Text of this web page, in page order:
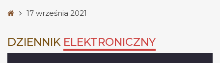
Strona17 września 2021
DZIENNIK ELEKTRONICZNY